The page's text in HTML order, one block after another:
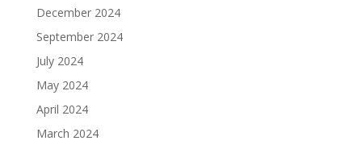
December 2024
September 2024
July 2024
May 2024
April 2024
March 2024